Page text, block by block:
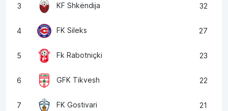
3 KF Shkëndija 32
4 FK Sileks 27
5 Fk Rabotniçki 23
6 GFK Tikvesh 22
7 FK Gostivari 21